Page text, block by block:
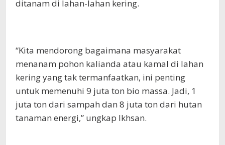
ditanam di lahan-lahan kering.
“Kita mendorong bagaimana masyarakat
menanam pohon kalianda atau kamal di lahan
kering yang tak termanfaatkan, ini penting
untuk memenuhi 9 juta ton bio massa. Jadi, 1
juta ton dari sampah dan 8 juta ton dari hutan
tanaman energi,” ungkap Ikhsan.